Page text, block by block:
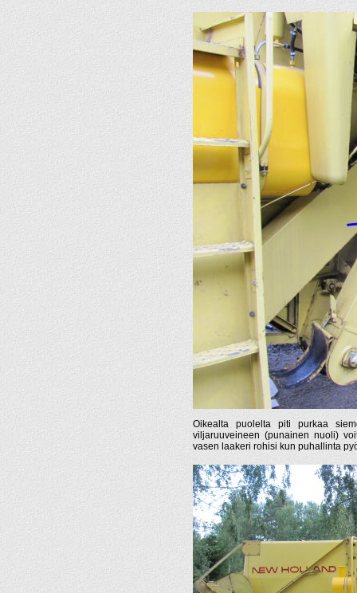
Oikealta puolelta piti purkaa
viljaruuveineen (punainen nuoli)
vasen laakeri rohisi kun puhallinta